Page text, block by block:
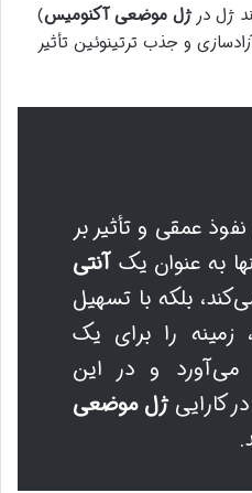
ژل درژل موضعی آکنومیس)
و جذب ترتینوئین تأثیر
نفوذ عمقی و تأثیر بر
به عنوان یک آنتی
بلکه با تسهیل
زمینه را برای یک
می‌آورد و در این
کارایی ژل موضعی